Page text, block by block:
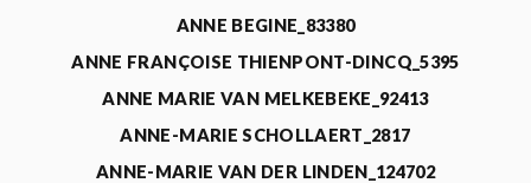
ANNE BEGINE_83380
ANNE FRANÇOISE THIENPONT-DINCQ_5395
ANNE MARIE VAN MELKEBEKE_92413
ANNE-MARIE SCHOLLAERT_2817
ANNE-MARIE VAN DER LINDEN_124702